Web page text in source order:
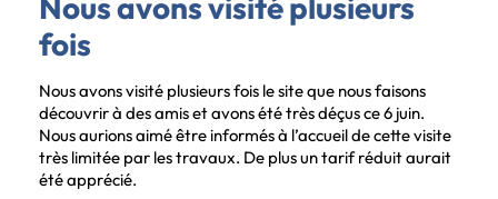
fois
Nous avons visité plusieurs fois le site que nous faisons
découvrir à des amis et avons été très déçus ce 6 juin.
Nous aurions aimé être informés à l’accueil de cette visite
très limitée par les travaux. De plus un tarif réduit aurait
été apprécié.